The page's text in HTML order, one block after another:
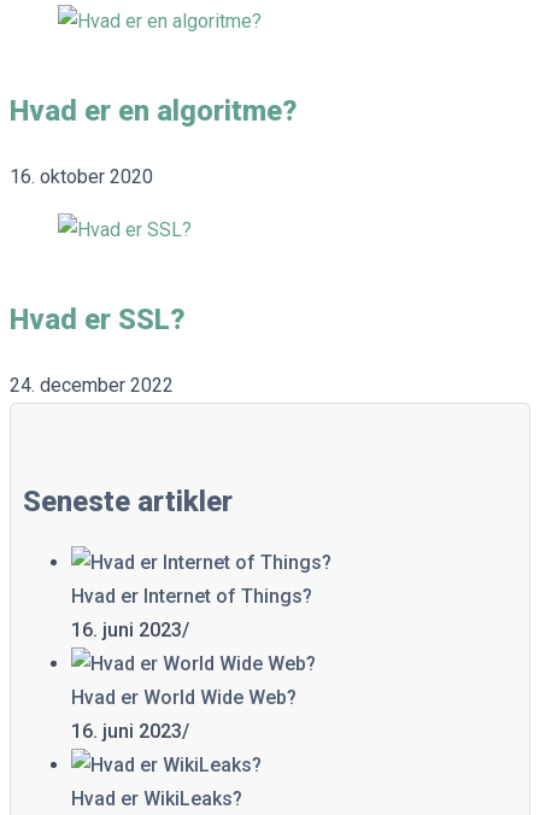
Hvad er en algoritme?
16. oktober 2020
Hvad er SSL?
24. december 2022
Seneste artikler
Hvad er Internet of Things?
16. juni 2023/
Hvad er World Wide Web?
16. juni 2023/
Hvad er WikiLeaks?